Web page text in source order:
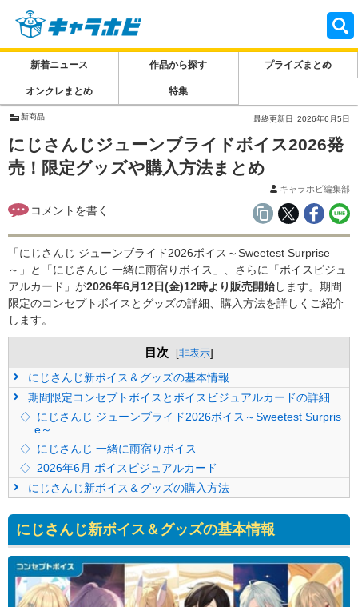
新着ニュース 作品から探す プライズまとめ
オンクレまとめ 特集
新商品 最終更新日 2026年6月5日
にじさんじジューンブライドボイス2026発
売！限定グッズや購入方法まとめ
キャラホビ編集部
「にじさんじ ジューンブライド2026ボイス～Sweetest Surprise
～」と「にじさんじ 一緒に雨宿りボイス」、さらに「ボイスビジュ
アルカード」が2026年6月12日(金)12時より販売開始します。期間
限定のコンセプトボイスとグッズの詳細、購入方法を詳しくご紹介
します。
目次 [非表示]
にじさんじ新ボイス＆グッズの基本情報
期間限定コンセプトボイスとボイスビジュアルカードの詳細
にじさんじ ジューンブライド2026ボイス～Sweetest Surpris
e～
にじさんじ 一緒に雨宿りボイス
2026年6月 ボイスビジュアルカード
にじさんじ新ボイス＆グッズの購入方法
にじさんじ新ボイス＆グッズの基本情報